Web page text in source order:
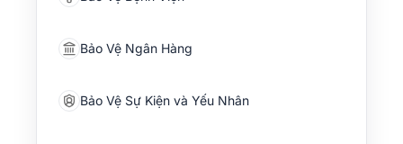
Bảo Vệ Ngân Hàng
Bảo Vệ Sự Kiện và Yếu Nhân